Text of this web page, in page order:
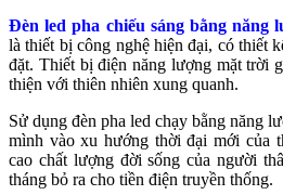
Đèn led pha chiếu sáng bằng năng
là thiết bị công nghệ hiện đại, có thiết
đặt. Thiết bị điện năng lượng mặt trời
thiện với thiên nhiên xung quanh.
Sử dụng đèn pha led chạy bằng năng
mình vào xu hướng thời đại mới của
cao chất lượng đời sống của người
tháng bỏ ra cho tiền điện truyền thống.